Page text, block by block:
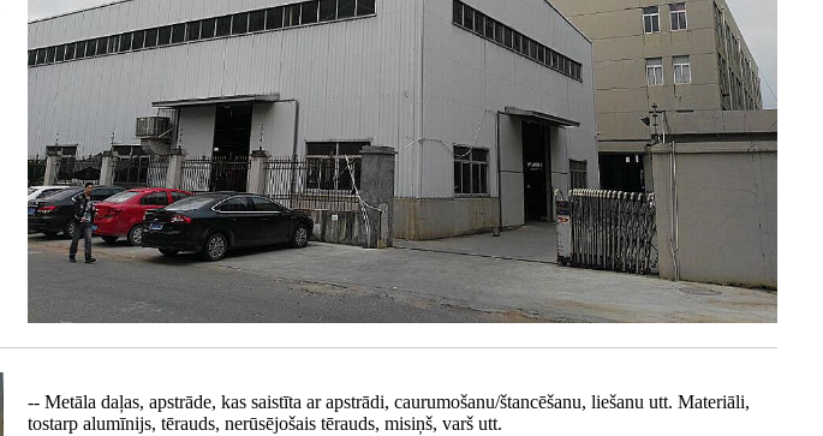
-- Metāla daļas, apstrāde, kas saistīta ar apstrādi, caurumošanu/štancēšanu, liešanu utt. Materiāli,
tostarp alumīnijs, tērauds, nerūsējošais tērauds, misiņš, varš utt.